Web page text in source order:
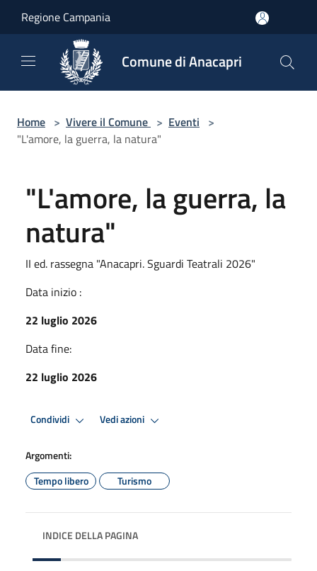
Regione Campania
Comune di Anacapri
Home > Vivere il Comune > Eventi >
"L'amore, la guerra, la natura"
"L'amore, la guerra, la
natura"
II ed. rassegna "Anacapri. Sguardi Teatrali 2026"
Data inizio :
22 luglio 2026
Data fine:
22 luglio 2026
Condividi Vedi azioni
Argomenti:
Tempo libero
Turismo
INDICE DELLA PAGINA